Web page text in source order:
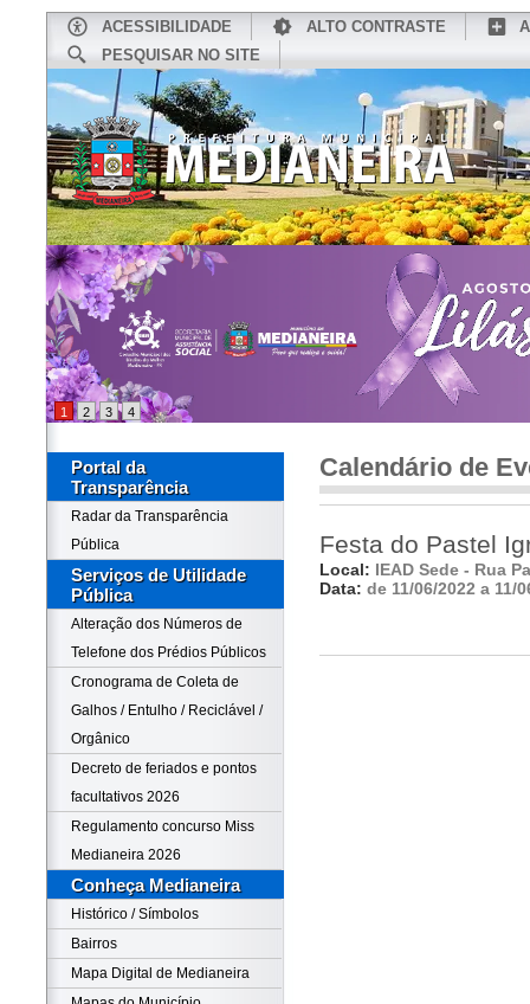
ACESSIBILIDADE ALTO CONTRASTE
PESQUISAR NO SITE
CONHEÇA MEDIANEIRA
1 2 3 4
Portal da
Transparência
Radar da Transparência
Pública
Serviços de Utilidade
Pública
Alteração dos Números de
Telefone dos Prédios Públicos
Cronograma de Coleta de
Galhos / Entulho / Reciclável /
Orgânico
Decreto de feriados e pontos
facultativos 2026
Regulamento concurso Miss
Medianeira 2026
Conheça Medianeira
Histórico / Símbolos
Bairros
Mapa Digital de Medianeira
Calendário de
Festa do Pastel
Local: IEAD Sede - Rua
Data: de 11/06/2022 a 11/